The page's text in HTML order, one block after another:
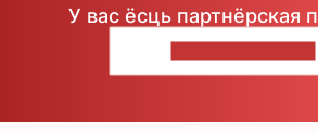
У вас ёсць партнёрская